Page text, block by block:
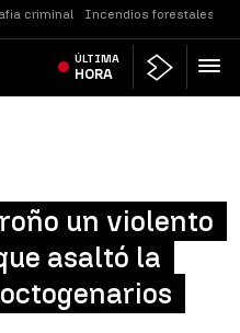
criminal Incendios forestales
ÚLTIMA
HORA
un violento
asaltó la